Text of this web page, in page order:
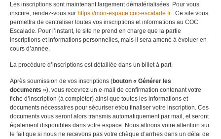
Les inscriptions sont maintenant largement dématérialisées. Pour vous
inscrire, rendez-vous sur https://mon-espace.coc-escalade.fr . Ce site vous
permettra de centraliser toutes vos inscriptions et informations au COC
Escalade. Pour l’instant, le site ne prend en charge que la partie
inscriptions et informations personnelles, mais il sera amené à évoluer en
cours d’année.
La procédure d’inscriptions est détaillée dans un billet à part.
Après soumission de vos inscriptions (bouton « Générer les
documents »), vous recevrez un e-mail de confirmation contenant votre
fiche d’inscription (à compléter) ainsi que toutes les informations et
documents nécessaires pour sécuriser et/ou finaliser votre inscription. Ces
documents vous seront alors transmis automatiquement par mail, et seront
également disponibles dans votre espace. Nous attirons votre attention sur
le fait que si nous ne recevons pas votre chèque d’arrhes dans un délai de